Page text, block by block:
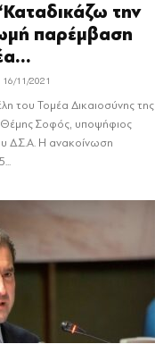
την
παρέμβαση
16/11/2021
του Τομέα Δικαιοσύνης της
Σοφός, υποψήφιος
Δ.Σ.Α. Η ανακοίνωση